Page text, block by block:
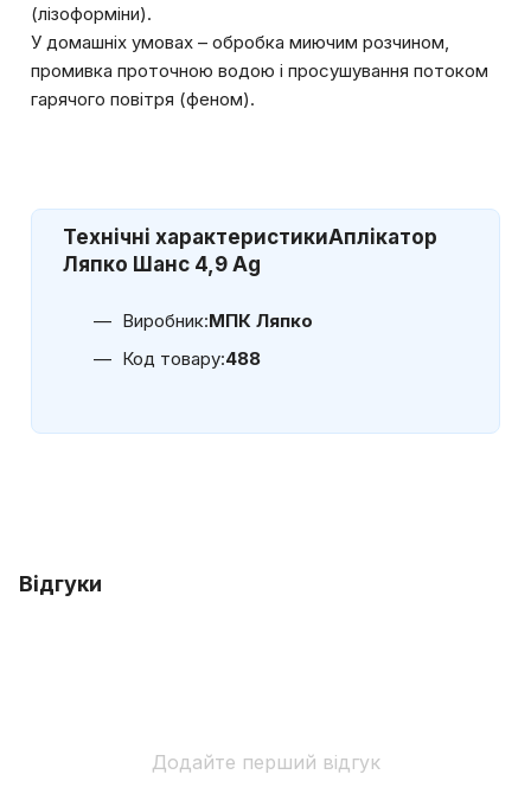
(лізоформіни).
У домашніх умовах – обробка миючим розчином,
промивка проточною водою і просушування потоком
гарячого повітря (феном).
Технічні характеристикиАплікатор
Ляпко Шанс 4,9 Ag
Виробник:МПК Ляпко
Код товару:488
Відгуки
Додайте перший відгук